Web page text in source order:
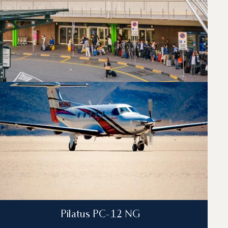
na trasie Mediolan — Zurych. Dedykowany
indywidualnym potrzebom podróży.
Pilatus PC-12 NG